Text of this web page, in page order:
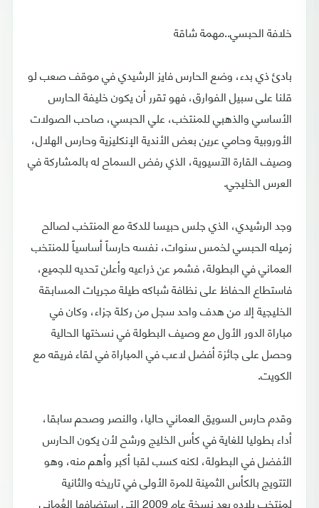
خلافة الحبسي..مهمة شاقة
بادئ ذي بدء، وضع الحارس فايز الرشيدي في موقف صعب لو
قلنا على سبيل الفوارق، فهو تقرر أن يكون خليفة الحارس
الأساسي والذهبي للمنتخب، علي الحبسي، صاحب الصولات
الأوروبية وحامي عرين بعض الأندية الإنكليزية وحارس الهلال،
وصيف القارة الآسيوية، الذي رفض السماح له بالمشاركة في
العرس الخليجي.
وجد الرشيدي، الذي جلس حبيسا للدكة مع المنتخب لصالح
زميله الحبسي لخمس سنوات، نفسه حارساً أساسياً للمنتخب
العماني في البطولة، فشمر عن ذراعيه وأعلن تحديه للجميع،
فاستطاع الحفاظ على نظافة شباكه طيلة مجريات المسابقة
الخليجية إلا من هدف واحد سجل من ركلة جزاء، وكان في
مباراة الدور الأول مع وصيف البطولة في نسختها الحالية
وحصل على جائزة أفضل لاعب في المباراة في لقاء فريقه مع
الكويت.
وقدم حارس السويق العماني حاليا، والنصر وصحم سابقا،
أداء بطوليا للغاية في كأس الخليج ورشح لأن يكون الحارس
الأفضل في البطولة، لكنه كسب لقبا أكبر وأهم منه، وهو
التتويج بالكأس الثمينة للمرة الأولى في تاريخه والثانية
لمنتخب بلاده بعد نسخة عام 2009 التي استضافها العُماني